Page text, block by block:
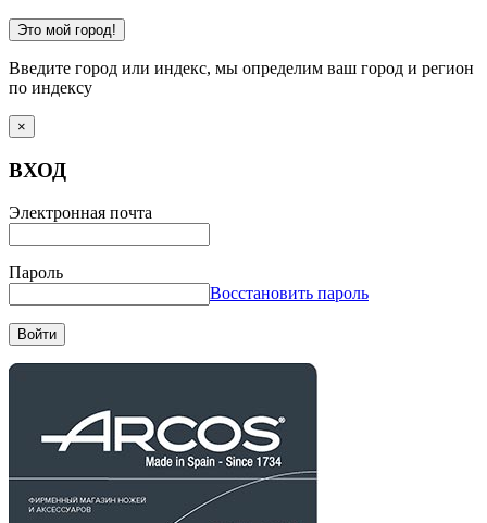
Это мой город!
Введите город или индекс, мы определим ваш город и регион
по индексу
×
ВХОД
Электронная почта
Пароль
Восстановить пароль
Войти